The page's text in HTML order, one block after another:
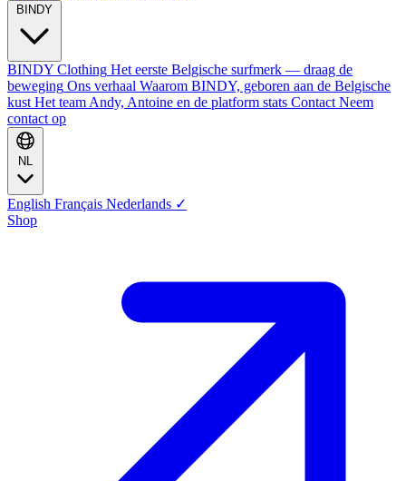
BINDY Clothing Het eerste Belgische surfmerk — draag de
beweging Ons verhaal Waarom BINDY, geboren aan de Belgische
kust Het team Andy, Antoine en de platform stats Contact Neem
contact op
English Français Nederlands ✓
Shop